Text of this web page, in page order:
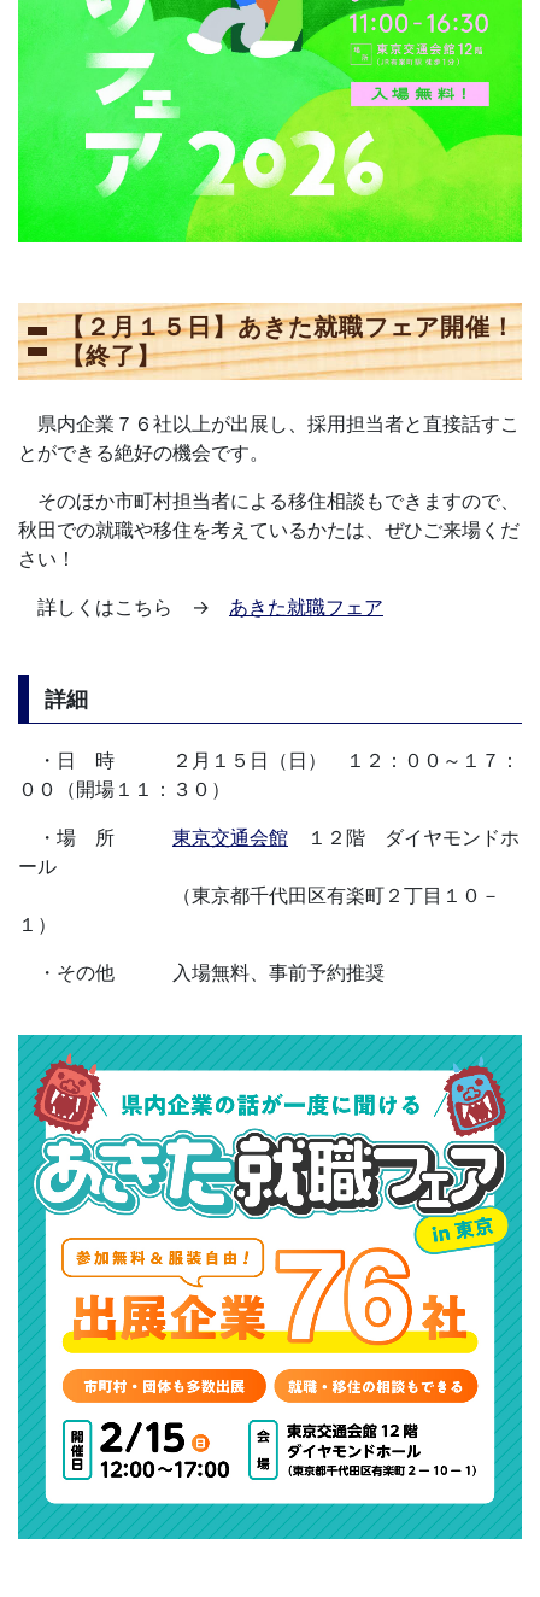
【２月１５日】あきた就職フェア開催！
【終了】
県内企業７６社以上が出展し、採用担当者と直接話すこ
とができる絶好の機会です。
そのほか市町村担当者による移住相談もできますので、
秋田での就職や移住を考えているかたは、ぜひご来場くだ
さい！
詳しくはこちら → あきた就職フェア
詳細
・日 時 ２月１５日（日） １２：００～１７：
００（開場１１：３０）
・場 所 東京交通会館 １２階 ダイヤモンドホ
ール
（東京都千代田区有楽町２丁目１０－
１）
・その他 入場無料、事前予約推奨